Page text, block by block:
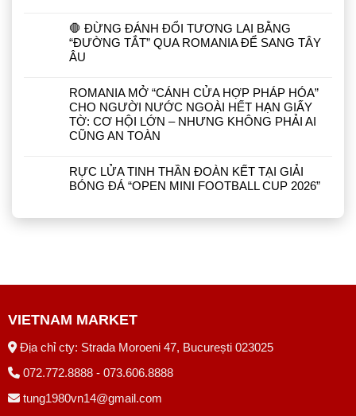
🛑 ĐỪNG ĐÁNH ĐỔI TƯƠNG LAI BẰNG
“ĐƯỜNG TẮT” QUA ROMANIA ĐỂ SANG TÂY
ÂU
ROMANIA MỞ “CÁNH CỬA HỢP PHÁP HÓA”
CHO NGƯỜI NƯỚC NGOÀI HẾT HẠN GIẤY
TỜ: CƠ HỘI LỚN – NHƯNG KHÔNG PHẢI AI
CŨNG AN TOÀN
RỰC LỬA TINH THẦN ĐOÀN KẾT TẠI GIẢI
BÓNG ĐÁ “OPEN MINI FOOTBALL CUP 2026”
VIETNAM MARKET
Địa chỉ cty: Strada Moroeni 47, București 023025
072.772.8888 - 073.606.8888
tung1980vn14@gmail.com